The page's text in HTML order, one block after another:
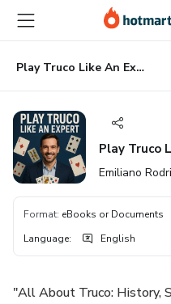
main
content
Play Truco Like An Expert
Play Truco
Emiliano
Format: eBooks or Documents
Language: English
"All About Truco: History,